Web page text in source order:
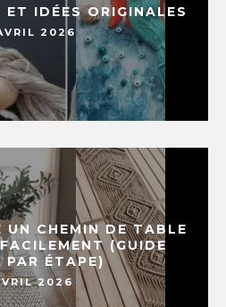
IDÉES ORIGINALES
2026
UN CHEMIN DE TABLE
(GUIDE
PAR ÉTAPE)
2026